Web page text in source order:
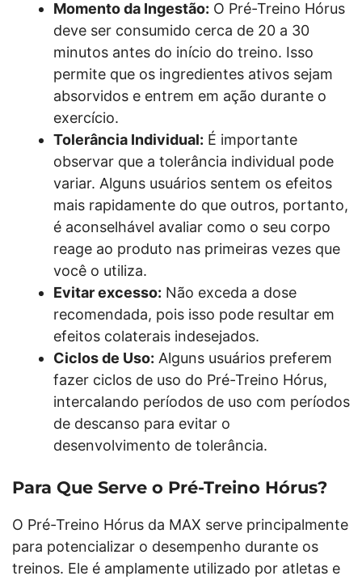
Momento da Ingestão: O Pré-Treino Hórus
deve ser consumido cerca de 20 a 30
minutos antes do início do treino. Isso
permite que os ingredientes ativos sejam
absorvidos e entrem em ação durante o
exercício.
Tolerância Individual: É importante
observar que a tolerância individual pode
variar. Alguns usuários sentem os efeitos
mais rapidamente do que outros, portanto,
é aconselhável avaliar como o seu corpo
reage ao produto nas primeiras vezes que
você o utiliza.
Evitar excesso: Não exceda a dose
recomendada, pois isso pode resultar em
efeitos colaterais indesejados.
Ciclos de Uso: Alguns usuários preferem
fazer ciclos de uso do Pré-Treino Hórus,
intercalando períodos de uso com períodos
de descanso para evitar o
desenvolvimento de tolerância.
Para Que Serve o Pré-Treino Hórus?
O Pré-Treino Hórus da MAX serve principalmente
para potencializar o desempenho durante os
treinos. Ele é amplamente utilizado por atletas e